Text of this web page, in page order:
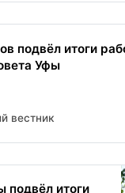
подвёл итоги
Уфы
вестник
подвёл итоги